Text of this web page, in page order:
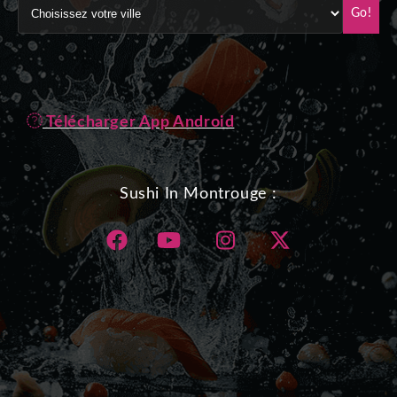
Go!
Télécharger App Android
Sushi In Montrouge :